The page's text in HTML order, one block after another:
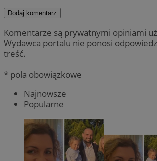
Dodaj komentarz
Komentarze są prywatnymi opiniami
Wydawca portalu nie ponosi
treść.
* pola obowiązkowe
Najnowsze
Popularne